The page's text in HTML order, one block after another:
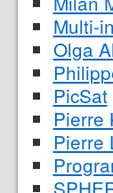
Multi-
Olga
PicSat
Pierre
Pierre